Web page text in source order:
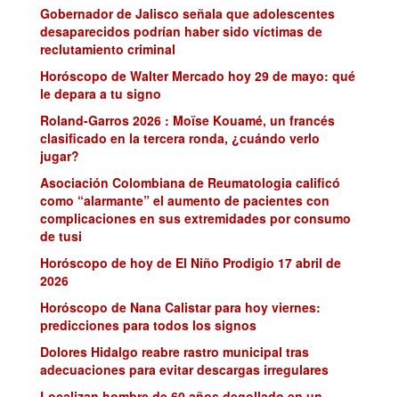
Gobernador de Jalisco señala que adolescentes
desaparecidos podrían haber sido víctimas de
reclutamiento criminal
Horóscopo de Walter Mercado hoy 29 de mayo: qué
le depara a tu signo
Roland-Garros 2026 : Moïse Kouamé, un francés
clasificado en la tercera ronda, ¿cuándo verlo
jugar?
Asociación Colombiana de Reumatologia calificó
como “alarmante” el aumento de pacientes con
complicaciones en sus extremidades por consumo
de tusi
Horóscopo de hoy de El Niño Prodigio 17 abril de
2026
Horóscopo de Nana Calistar para hoy viernes:
predicciones para todos los signos
Dolores Hidalgo reabre rastro municipal tras
adecuaciones para evitar descargas irregulares